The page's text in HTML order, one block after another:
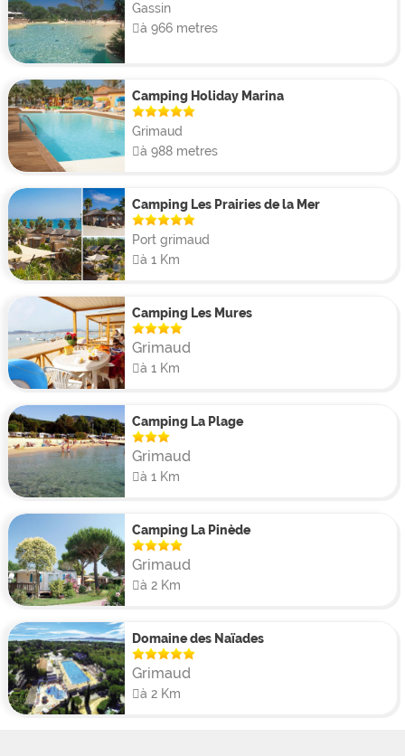
Gassin
à 966 metres
Camping Holiday Marina
Grimaud
à 988 metres
Camping Les Prairies de la Mer
Port grimaud
à 1 Km
Camping Les Mures
Grimaud
à 1 Km
Camping La Plage
Grimaud
à 1 Km
Camping La Pinède
Grimaud
à 2 Km
Domaine des Naïades
Grimaud
à 2 Km